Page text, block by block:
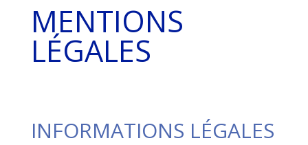
MENTIONS
LÉGALES
INFORMATIONS LÉGALES